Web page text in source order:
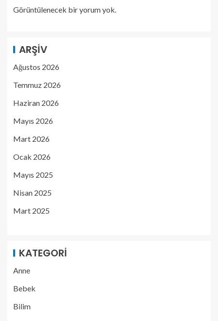
Görüntülenecek bir yorum yok.
ARŞIV
Ağustos 2026
Temmuz 2026
Haziran 2026
Mayıs 2026
Mart 2026
Ocak 2026
Mayıs 2025
Nisan 2025
Mart 2025
KATEGORI
Anne
Bebek
Bilim